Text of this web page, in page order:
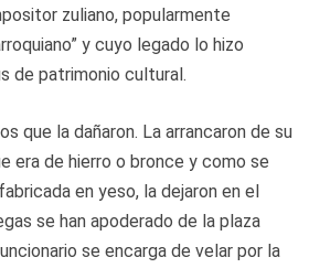
zuliano, popularmente
y cuyo legado lo hizo
de patrimonio cultural.
que la dañaron. La arrancaron de su
era de hierro o bronce y como se
en yeso, la dejaron en el
se han apoderado de la plaza
se encarga de velar por la